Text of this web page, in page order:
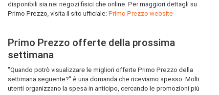
disponibili sia nei negozi fisici che online. Per maggiori dettagli su
Primo Prezzo, visita il sito ufficiale: Primo Prezzo website
Primo Prezzo offerte della prossima
settimana
"Quando potrò visualizzare le migliori offerte Primo Prezzo della
settimana seguente?" è una domanda che riceviamo spesso. Molti
utenti organizzano la spesa in anticipo, cercando le promozioni più